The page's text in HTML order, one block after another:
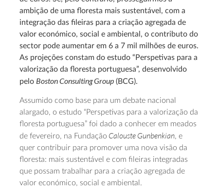
ambição de uma floresta mais sustentável, com a
integração das fileiras para a criação agregada de
valor económico, social e ambiental, o contributo do
sector pode aumentar em 6 a 7 mil milhões de euros.
As projeções constam do estudo “Perspetivas para a
valorização da floresta portuguesa”, desenvolvido
pelo Boston Consulting Group (BCG).
Assumido como base para um debate nacional
alargado, o estudo “Perspetivas para a valorização da
floresta portuguesa” foi dado a conhecer em meados
de fevereiro, na Fundação Calouste Gunbenkian, e
quer contribuir para promover uma nova visão da
floresta: mais sustentável e com fileiras integradas
que possam trabalhar para a criação agregada de
valor económico, social e ambiental.